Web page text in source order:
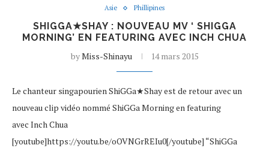
Asie Phillipines
SHIGGA★SHAY : NOUVEAU MV ‘ SHIGGA
MORNING’ EN FEATURING AVEC INCH CHUA
byMiss-Shinayu 14 mars 2015
Le chanteur singapourien ShiGGa★Shay est de retour avec un
nouveau clip vidéo nommé ShiGGa Morning en featuring
avec Inch Chua
[youtube]https://youtu.be/oOVNGrREIu0[/youtube] “ShiGGa